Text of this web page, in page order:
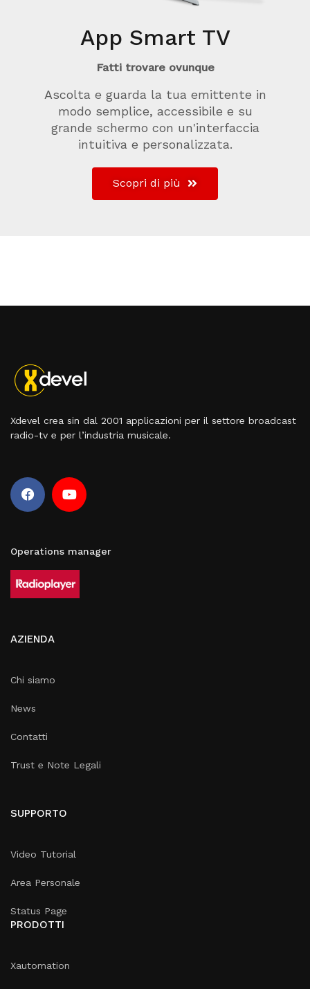
App Smart TV
Fatti trovare ovunque
Ascolta e guarda la tua emittente in
modo semplice, accessibile e su
grande schermo con un'interfaccia
intuitiva e personalizzata.
Scopri di più
Xdevel crea sin dal 2001 applicazioni per il settore broadcast
radio-tv e per l’industria musicale.
Operations manager
AZIENDA
Chi siamo
News
Contatti
Trust e Note Legali
SUPPORTO
Video Tutorial
Area Personale
Status Page
PRODOTTI
Xautomation